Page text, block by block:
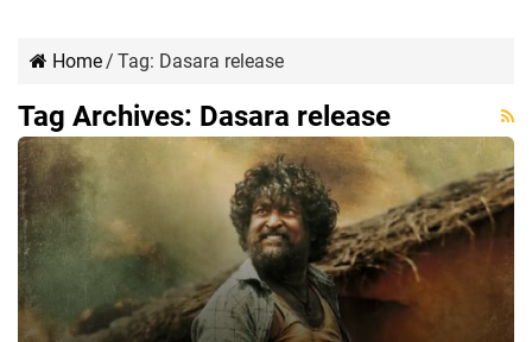
Home/ Tag: Dasara release
Tag Archives: Dasara release